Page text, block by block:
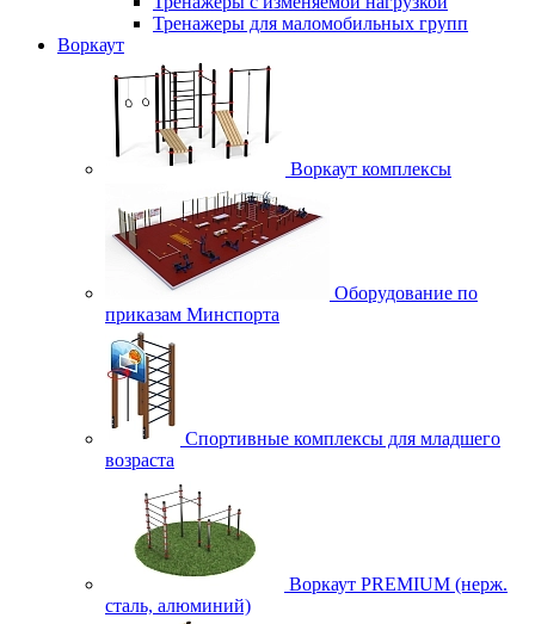
Тренажеры для маломобильных групп
Воркаут
Воркаут комплексы
Оборудование по
приказам Минспорта
Спортивные комплексы для младшего
возраста
Воркаут PREMIUM (нерж.
сталь, алюминий)